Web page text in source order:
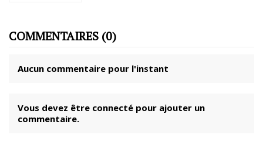
COMMENTAIRES (0)
Aucun commentaire pour l'instant
Vous devez être connecté pour ajouter un
commentaire.